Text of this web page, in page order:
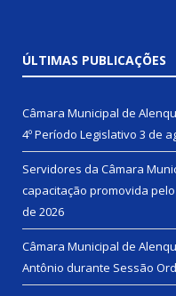
ÚLTIMAS PUBLICAÇÕES
Câmara Municipal de
4º Período Legislativo 3 de
Servidores da Câmara
capacitação promovida
de 2026
Câmara Municipal de
Antônio durante Sessão